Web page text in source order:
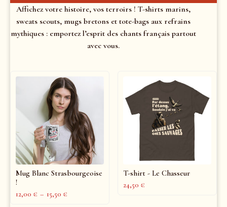
Affichez votre histoire, vos terroirs ! T-shirts marins,
sweats scouts, mugs bretons et tote-bags aux refrains
mythiques : emportez l’esprit des chants français partout
avec vous.
Mug Blanc Strasbourgeoise
!
12,00 € – 15,50 €
T-shirt - Le Chasseur
24,50 €